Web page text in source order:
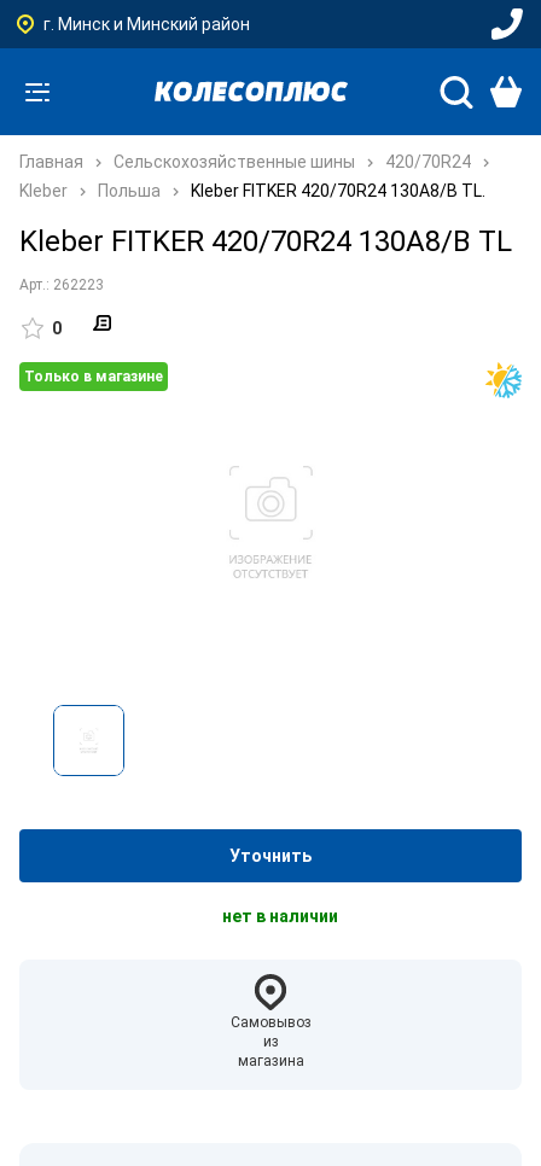
г. Минск и Минский район
Главная Сельскохозяйственные шины
420/70R24
Kleber
Польша Kleber FITKER 420/70R24 130A8/B TL.
Kleber FITKER 420/70R24 130A8/B TL
Арт.: 262223
0
Только в магазине
Уточнить
нет в наличии
Самовывоз
из
магазина